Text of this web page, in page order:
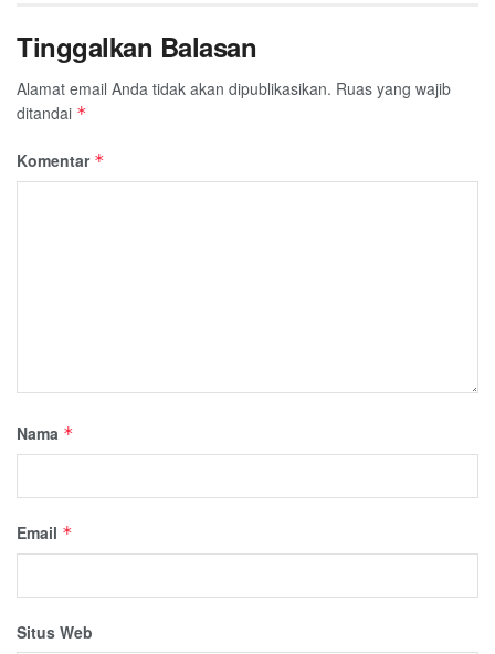
Tinggalkan Balasan
Alamat email Anda tidak akan dipublikasikan. Ruas yang wajib
ditandai *
Komentar *
Nama *
Email *
Situs Web